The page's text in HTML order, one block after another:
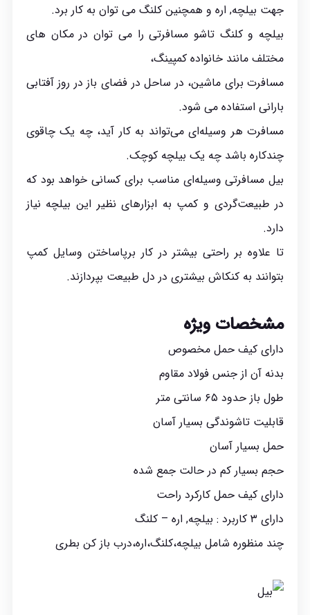
جهت بیلچه, اره و همچنین کلنگ می توان به کار برد.
بیلچه و کلنگ تاشو مسافرتی را می توان در مکان های
مختلف مانند خانواده کمپینگ،
مسافرت برای ماشین، در ساحل در فضای باز در روز آفتابی
بارانی استفاده می شود.
مسافرت هر وسیله‌ای می‌تواند به کار آید، چه یک چاقوی
چندکاره باشد چه یک بیلچه کوچک.
بیل مسافرتی وسیله‌ای مناسب برای کسانی خواهد بود که
در طبیعت‌گردی و کمپ به ابزارهای نظیر این بیلچه نیاز
دارد.
تا علاوه بر راحتی بیشتر در کار برپاساختن وسایل کمپ
بتوانند به کنکاش بیشتری در دل طبیعت بپردازند.
مشخصات ویژه
دارای کیف حمل مخصوص
بدنه آن از جنس فولاد مقاوم
طول باز حدود ۶۵ سانتی متر
قابلیت تاشوندگی بسیار آسان
حمل بسیار آسان
حجم بسیار کم در حالت جمع شده
دارای کیف حمل کارکرد راحت
دارای ۳ کاربرد : بیلچه, اره – کلنگ
چند منظوره شامل بیلچه،کلنگ،اره،درب باز کن بطری